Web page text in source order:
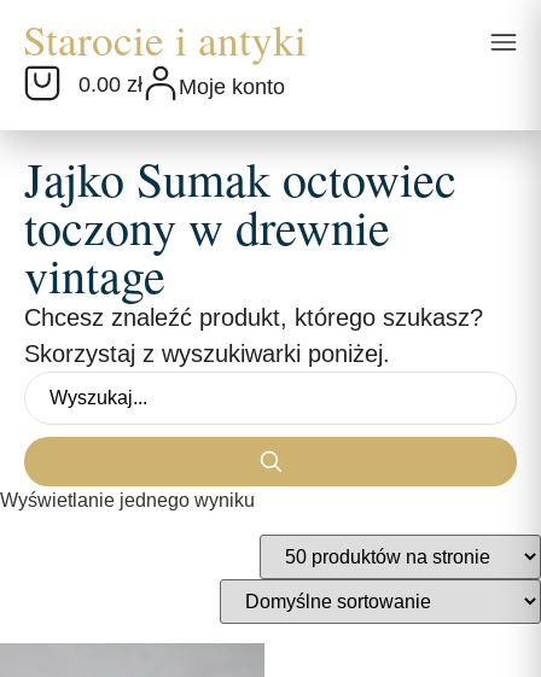
0.00 zł Moje konto
Jajko Sumak octowiec
toczony w drewnie
vintage
Chcesz znaleźć produkt, którego szukasz?
Skorzystaj z wyszukiwarki poniżej.
Wyświetlanie jednego wyniku